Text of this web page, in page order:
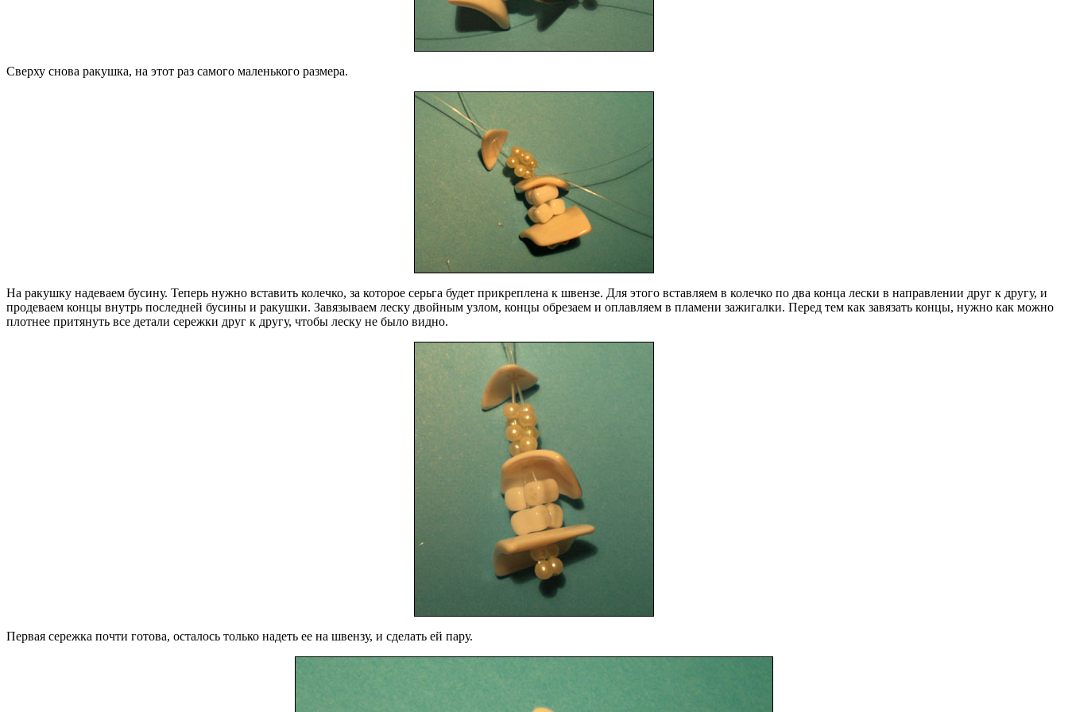
Сверху снова ракушка, на этот раз самого маленького размера.
На ракушку надеваем бусину. Теперь нужно вставить колечко, за которое серьга будет прикреплена к швензе. Для этого вставляем в колечко по два конца лески в направлении друг к другу, и
продеваем концы внутрь последней бусины и ракушки. Завязываем леску двойным узлом, концы обрезаем и оплавляем в пламени зажигалки. Перед тем как завязать концы, нужно как можно
плотнее притянуть все детали сережки друг к другу, чтобы леску не было видно.
Первая сережка почти готова, осталось только надеть ее на швензу, и сделать ей пару.